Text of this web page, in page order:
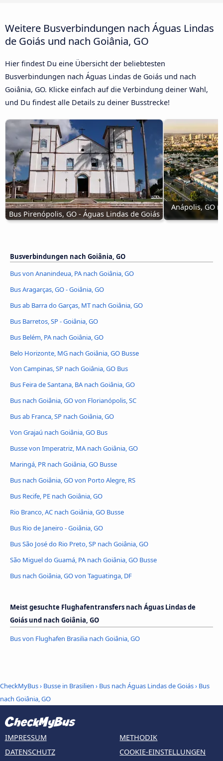
Weitere Busverbindungen nach Águas Lindas
de Goiás und nach Goiânia, GO
Hier findest Du eine Übersicht der beliebtesten
Busverbindungen nach Águas Lindas de Goiás und nach
Goiânia, GO. Klicke einfach auf die Verbindung deiner Wahl,
und Du findest alle Details zu deiner Busstrecke!
Bus Pirenópolis, GO - Águas Lindas de Goiás
Anápolis, GO
Busverbindungen nach Goiânia, GO
Bus von Ananindeua, PA nach Goiânia, GO
Bus Aragarças, GO - Goiânia, GO
Bus ab Barra do Garças, MT nach Goiânia, GO
Bus Barretos, SP - Goiânia, GO
Bus Belém, PA nach Goiânia, GO
Belo Horizonte, MG nach Goiânia, GO Busse
Von Campinas, SP nach Goiânia, GO Bus
Bus Feira de Santana, BA nach Goiânia, GO
Bus nach Goiânia, GO von Florianópolis, SC
Bus ab Franca, SP nach Goiânia, GO
Von Grajaú nach Goiânia, GO Bus
Busse von Imperatriz, MA nach Goiânia, GO
Maringá, PR nach Goiânia, GO Busse
Bus nach Goiânia, GO von Porto Alegre, RS
Bus Recife, PE nach Goiânia, GO
Rio Branco, AC nach Goiânia, GO Busse
Bus Rio de Janeiro - Goiânia, GO
Bus São José do Rio Preto, SP nach Goiânia, GO
São Miguel do Guamá, PA nach Goiânia, GO Busse
Bus nach Goiânia, GO von Taguatinga, DF
Meist gesuchte Flughafentransfers nach Águas Lindas de
Goiás und nach Goiânia, GO
Bus von Flughafen Brasilia nach Goiânia, GO
CheckMyBus› Busse in Brasilien › Bus nach Águas Lindas de Goiás› Bus
nach Goiânia, GO
IMPRESSUM
DATENSCHUTZ
METHODIK
COOKIE-EINSTELLUNGEN